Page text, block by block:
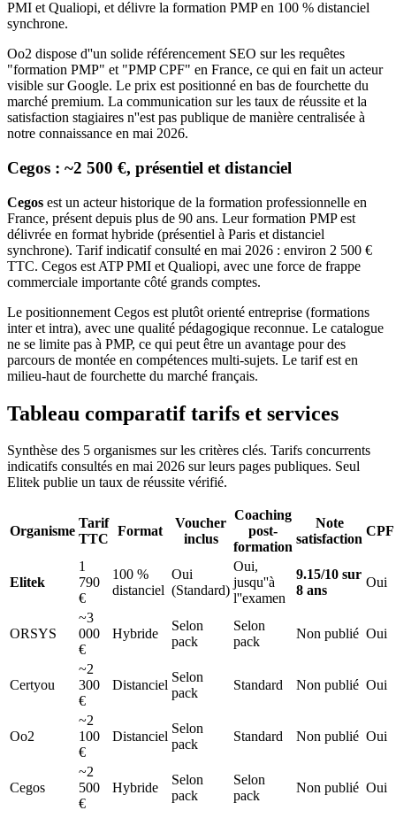
PMI et Qualiopi, et délivre la formation PMP en 100 % distanciel
synchrone.
Oo2 dispose d''un solide référencement SEO sur les requêtes
"formation PMP" et "PMP CPF" en France, ce qui en fait un acteur
visible sur Google. Le prix est positionné en bas de fourchette du
marché premium. La communication sur les taux de réussite et la
satisfaction stagiaires n''est pas publique de manière centralisée à
notre connaissance en mai 2026.
Cegos : ~2 500 €, présentiel et distanciel
Cegos est un acteur historique de la formation professionnelle en
France, présent depuis plus de 90 ans. Leur formation PMP est
délivrée en format hybride (présentiel à Paris et distanciel
synchrone). Tarif indicatif consulté en mai 2026 : environ 2 500 €
TTC. Cegos est ATP PMI et Qualiopi, avec une force de frappe
commerciale importante côté grands comptes.
Le positionnement Cegos est plutôt orienté entreprise (formations
inter et intra), avec une qualité pédagogique reconnue. Le catalogue
ne se limite pas à PMP, ce qui peut être un avantage pour des
parcours de montée en compétences multi-sujets. Le tarif est en
milieu-haut de fourchette du marché français.
Tableau comparatif tarifs et services
Synthèse des 5 organismes sur les critères clés. Tarifs concurrents
indicatifs consultés en mai 2026 sur leurs pages publiques. Seul
Elitek publie un taux de réussite vérifié.
Organisme
Tarif
TTC
Format
Voucher
inclus
Coaching
post-
formation
Note
satisfaction
CPF
Elitek
1
790
€
100 %
distanciel
Oui
(Standard)
Oui,
jusqu''à
l''examen
9.15/10 sur
8 ans
Oui
ORSYS
~3
000
€
Hybride
Selon
pack
Selon
pack
Non publié Oui
Certyou
~2
300
€
Distanciel
Selon
pack
Standard Non publié Oui
Oo2
~2
100
€
Distanciel
Selon
pack
Standard Non publié Oui
Cegos
~2
500
€
Hybride
Selon
pack
Selon
pack
Non publié Oui